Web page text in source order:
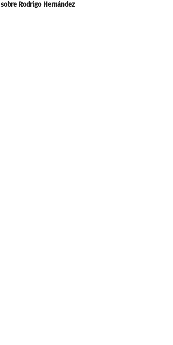
sobre Rodrigo Hernández